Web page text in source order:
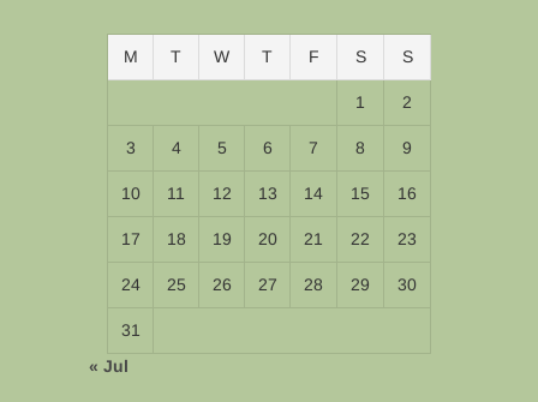
M T W T F S S
1 2
3 4 5 6 7 8 9
10 11 12 13 14 15 16
17 18 19 20 21 22 23
24 25 26 27 28 29 30
31
« Jul